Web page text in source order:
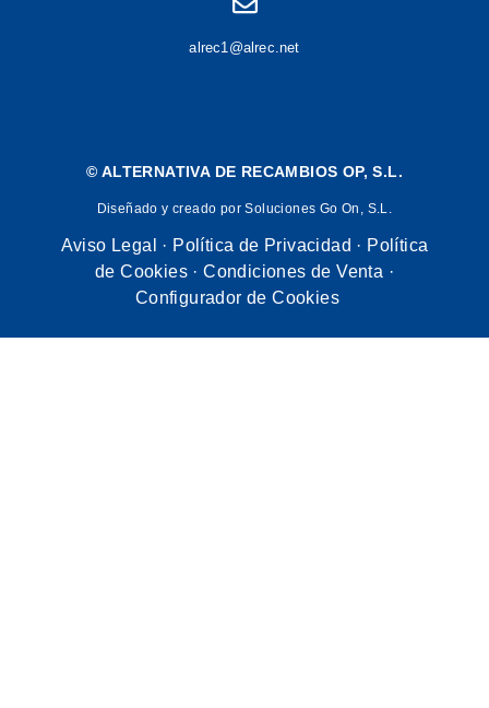
alrec1@alrec.net
© ALTERNATIVA DE RECAMBIOS OP, S.L.
Diseñado y creado por Soluciones Go On, S.L.
Aviso Legal · Política de Privacidad · Política
de Cookies ·Condiciones de Venta ·
Configurador de Cookies